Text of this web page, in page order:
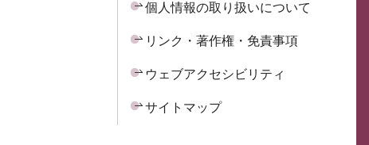
個人情報の取り扱いについて
リンク・著作権・免責事項
ウェブアクセシビリティ
サイトマップ